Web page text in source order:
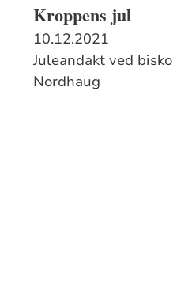
Kroppens jul
10.12.2021
Juleandakt ved
Nordhaug